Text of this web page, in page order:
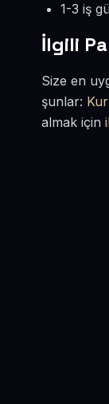
1-3 iş
İlgili
Size en
şunlar:
almak için